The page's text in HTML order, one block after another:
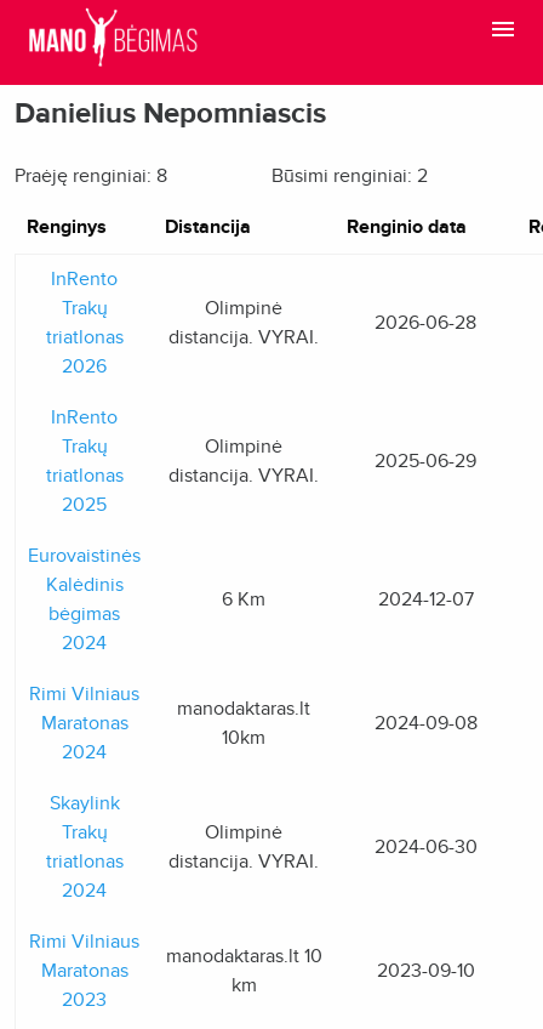
Danielius Nepomniascis
Praėję renginiai: 8 Būsimi renginiai: 2
Renginys Distancija Renginio data
InRento
Trakų
triatlonas
2026
Olimpinė
distancija. VYRAI.
2026-06-28
InRento
Trakų
triatlonas
2025
Olimpinė
distancija. VYRAI.
2025-06-29
Eurovaistinės
Kalėdinis
bėgimas
2024
6 Km 2024-12-07
Rimi Vilniaus
Maratonas
2024
manodaktaras.lt
10km
2024-09-08
Skaylink
Trakų
triatlonas
2024
Olimpinė
distancija. VYRAI.
2024-06-30
Rimi Vilniaus
Maratonas
2023
manodaktaras.lt 10
km
2023-09-10